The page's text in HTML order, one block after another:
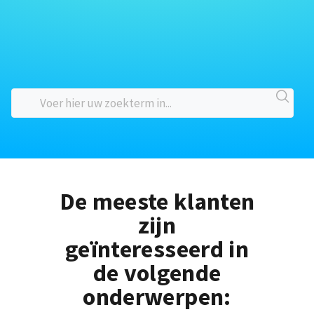
De meeste klanten
zijn
geïnteresseerd in
de volgende
onderwerpen: